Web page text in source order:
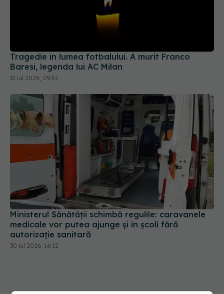
Tragedie în lumea fotbalului. A murit Franco
31 iul 2026, 09:52
Ministerul Sănătății schimbă regulile: caravanele
medicale vor putea ajunge și în școli fără
autorizație sanitară
30 iul 2026, 16:12